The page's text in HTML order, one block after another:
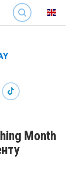
SEARCH
Month